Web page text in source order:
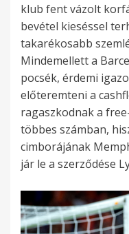
klub fent vázolt
bevétel kieséssel
takarékosabb
Mindemellett a
pocsék, érdemi
előteremteni a
ragaszkodnak a
többes számban,
cimborájának
jár le a szerződése